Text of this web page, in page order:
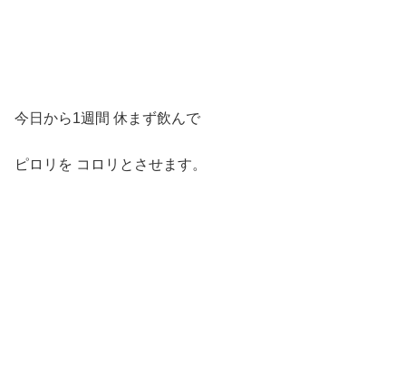
今日から1週間 休まず飲んで
ピロリを コロリとさせます。